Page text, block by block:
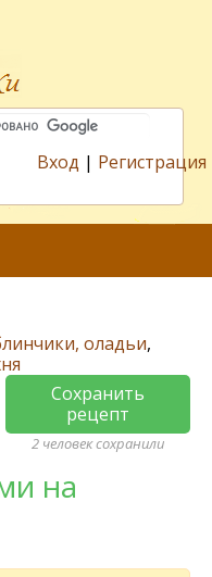
Вход | Регистрация
оладьи,
Сохранить
рецепт
2 человек сохранили
на